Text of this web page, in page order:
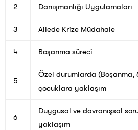
2 Danışmanlığı Uygulamaları
3 Ailede Krize Müdahale
4 Boşanma süreci
5
Özel durumlarda (Boşanma,
çocuklara yaklaşım
6
Duygusal ve davranışsal
yaklaşım